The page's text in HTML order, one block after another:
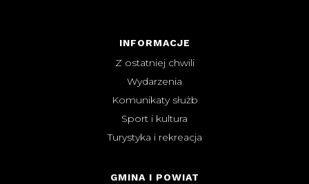
INFORMACJE
Z ostatniej chwili
Wydarzenia
Komunikaty służb
Sport i kultura
Turystyka i rekreacja
GMINA I POWIAT